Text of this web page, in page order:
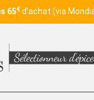
65€ d’achat (via